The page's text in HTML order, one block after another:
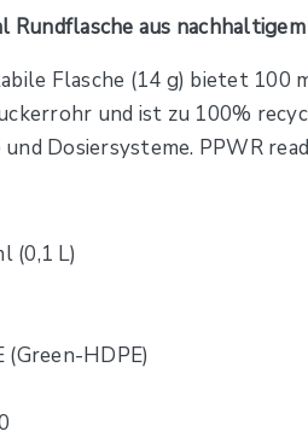
aus
Flasche (14 g) bietet 100
und ist zu 100%
Dosiersysteme. PPWR
(0,1 L)
(Green-HDPE)